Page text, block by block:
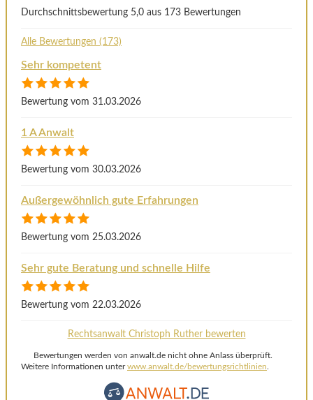
Durchschnittsbewertung 5,0 aus 173 Bewertungen
Alle Bewertungen (173)
Sehr kompetent
Bewertung vom 31.03.2026
1 A Anwalt
Bewertung vom 30.03.2026
Außergewöhnlich gute Erfahrungen
Bewertung vom 25.03.2026
Sehr gute Beratung und schnelle Hilfe
Bewertung vom 22.03.2026
Rechtsanwalt Christoph Ruther bewerten
Bewertungen werden von anwalt.de nicht ohne Anlass überprüft.
Weitere Informationen unterwww.anwalt.de/bewertungsrichtlinien